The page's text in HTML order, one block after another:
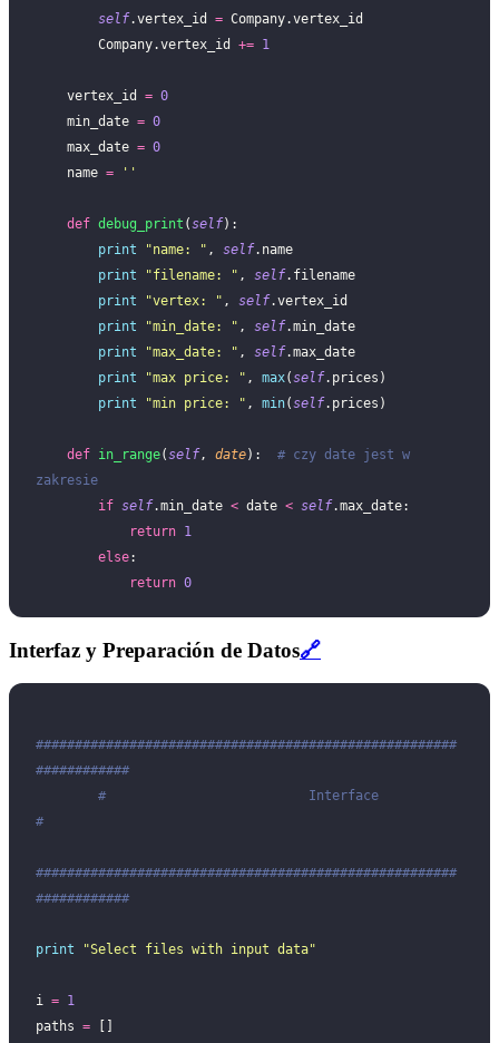
        self
.vertex_id = Company.vertex_id
        Company.vertex_id
+= 1
    vertex_id
= 0
    min_date
= 0
    max_date
= 0
    name
= ''
    def
debug_print (self):
        print
"name: " , self.name
        print
"filename: " , self.filename
        print
"vertex: " , self.vertex_id
        print
"min_date: " , self.min_date
        print
"max_date: " , self.max_date
        print
"max price: " , max(self.prices)
        print
"min price: " , min(self.prices)
    def
in_range(self, date): # czy date jest w
zakresie
        if
self.min_date < date < self.max_date:
            return
1
        else
:
            return
0
Interfaz y Preparación de Datos🔗
######################################################
############
#
######################################################
############
print "Select files with input data"
i = 1
paths =